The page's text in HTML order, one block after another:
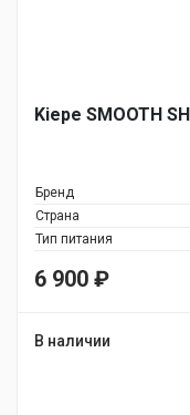
Kiepe SMOOTH
Бренд
Страна
Тип питания
6 900 ₽
В наличии